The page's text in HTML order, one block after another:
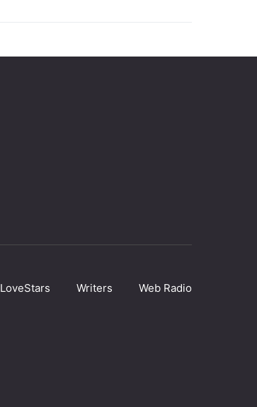
LoveStars Writers Web Radio